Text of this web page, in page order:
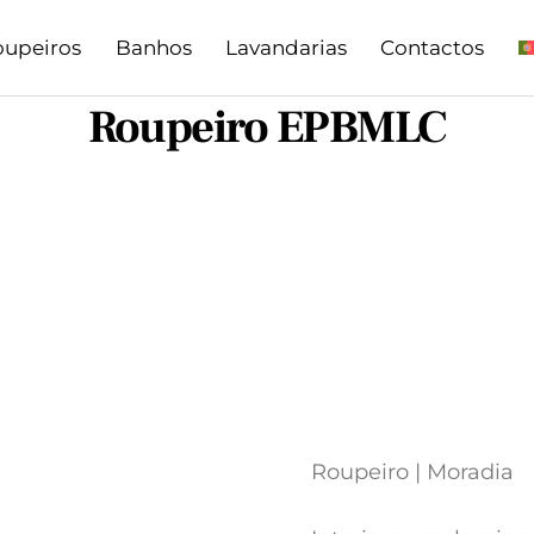
Banhos Lavandarias Contactos
Roupeiro EPBMLC
Roupeiro | Moradia